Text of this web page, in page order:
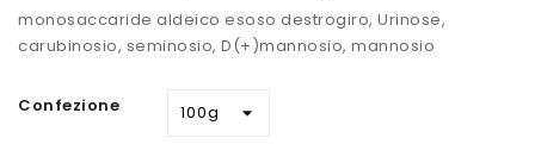
monosaccaride aldeico esoso destrogiro, Urinose,
carubinosio, seminosio, D(+)mannosio, mannosio
Confezione